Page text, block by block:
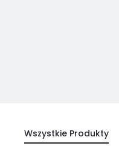
Wszystkie Produkty